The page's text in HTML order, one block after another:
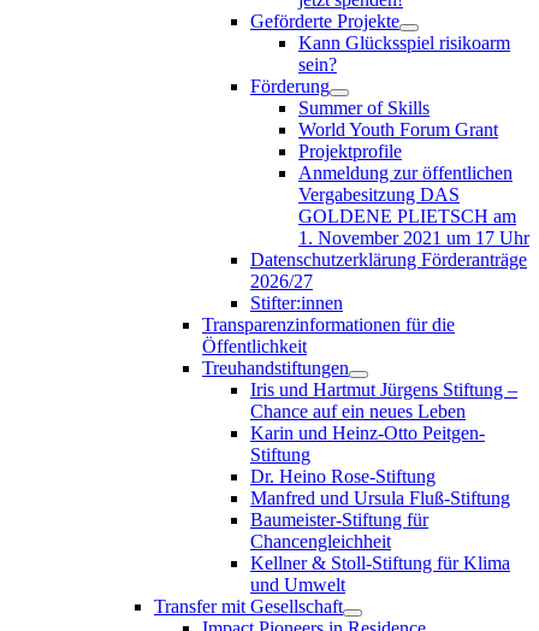
Geförderte Projekte
Kann Glücksspiel risikoarm
sein?
Förderung
Summer of Skills
World Youth Forum Grant
Projektprofile
Anmeldung zur öffentlichen
Vergabesitzung DAS
GOLDENE PLIETSCH am
1. November 2021 um 17 Uhr
Datenschutzerklärung Förderanträge
2026/27
Stifter:innen
Transparenzinformationen für die
Öffentlichkeit
Treuhandstiftungen
Iris und Hartmut Jürgens Stiftung –
Chance auf ein neues Leben
Karin und Heinz-Otto Peitgen-
Stiftung
Dr. Heino Rose-Stiftung
Manfred und Ursula Fluß-Stiftung
Baumeister-Stiftung für
Chancengleichheit
Kellner & Stoll-Stiftung für Klima
und Umwelt
Transfer mit Gesellschaft